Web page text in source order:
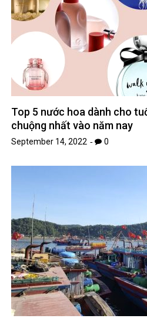
Top 5 nước hoa dành cho
chuộng nhất vào năm nay
September 14, 2022 0